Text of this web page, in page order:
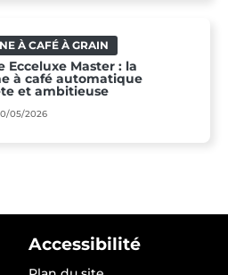
À CAFÉ À GRAIN
Ecceluxe Master : la
à café automatique
et ambitieuse
05/2026
Accessibilité